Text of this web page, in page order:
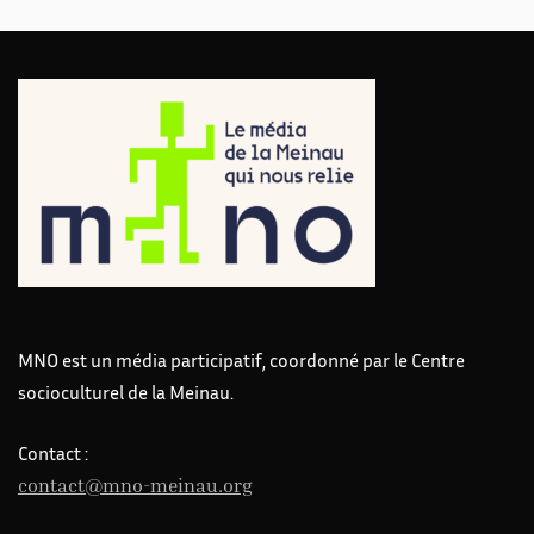
MNO est un média participatif, coordonné par le Centre
socioculturel de la Meinau.
Contact :
contact@mno-meinau.org